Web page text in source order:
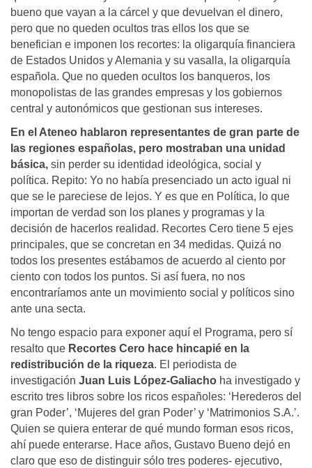
bueno que vayan a la cárcel y que devuelvan el dinero,
pero que no queden ocultos tras ellos los que se
benefician e imponen los recortes: la oligarquía financiera
de Estados Unidos y Alemania y su vasalla, la oligarquía
española. Que no queden ocultos los banqueros, los
monopolistas de las grandes empresas y los gobiernos
central y autonómicos que gestionan sus intereses.
En el Ateneo hablaron representantes de gran parte de
las regiones españolas, pero mostraban una unidad
básica, sin perder su identidad ideológica, social y
política. Repito: Yo no había presenciado un acto igual ni
que se le pareciese de lejos. Y es que en Política, lo que
importan de verdad son los planes y programas y la
decisión de hacerlos realidad. Recortes Cero tiene 5 ejes
principales, que se concretan en 34 medidas. Quizá no
todos los presentes estábamos de acuerdo al ciento por
ciento con todos los puntos. Si así fuera, no nos
encontraríamos ante un movimiento social y políticos sino
ante una secta.
No tengo espacio para exponer aquí el Programa, pero sí
resalto que Recortes Cero hace hincapié en la
redistribución de la riqueza. El periodista de
investigación Juan Luis López-Galiacho ha investigado y
escrito tres libros sobre los ricos españoles: ‘Herederos del
gran Poder’, ‘Mujeres del gran Poder’ y ‘Matrimonios S.A.’.
Quien se quiera enterar de qué mundo forman esos ricos,
ahí puede enterarse. Hace años, Gustavo Bueno dejó en
claro que eso de distinguir sólo tres poderes- ejecutivo,